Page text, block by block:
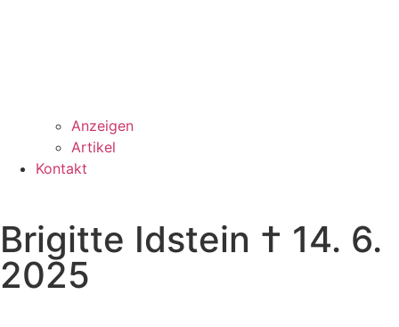
Anzeigen
Artikel
Kontakt
Brigitte Idstein † 14. 6.
2025